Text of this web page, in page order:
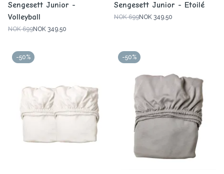
Sengesett Junior -
Volleyball
NOK 699NOK 349.50
Sengesett Junior - Etoilé
NOK 699NOK 349.50
-50% -50%